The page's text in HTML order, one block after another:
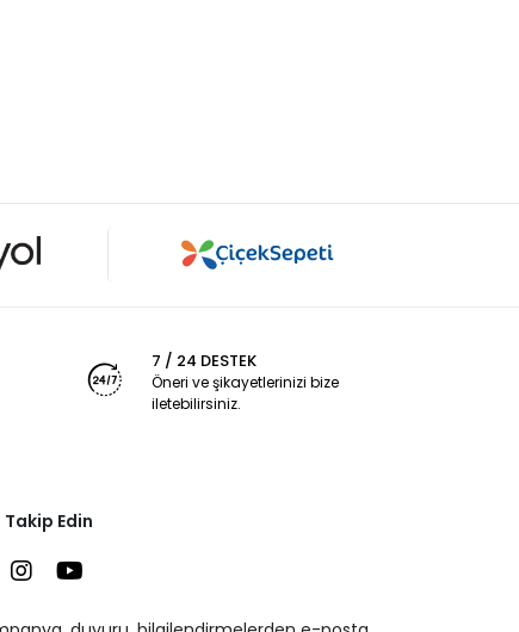
7 / 24 DESTEK
Öneri ve şikayetlerinizi bize
iletebilirsiniz.
Takip Edin